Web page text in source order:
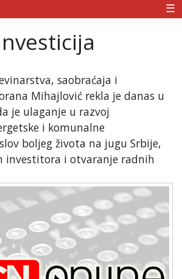
☰
saobraćaja i
Mihajlović rekla je danas u
je ulaganje u razvoj
i komunalne
boljeg života na jugu Srbije,
investitora i otvaranje radnih